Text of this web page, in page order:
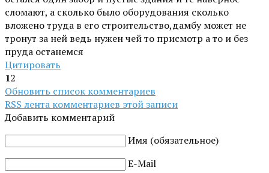
сломают, а сколько было оборудования сколько
вложено труда в его строительство,дамбу может не
тронут за ней ведь нужен чей то присмотр а то и без
пруда останемся
Цитировать
12
Обновить список комментариев
RSS лента комментариев этой записи
Добавить комментарий
Имя (обязательное)
E-Mail